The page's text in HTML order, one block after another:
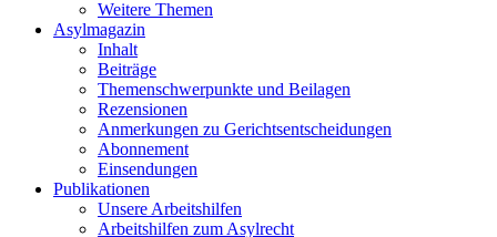
Weitere Themen
Asylmagazin
Inhalt
Beiträge
Themenschwerpunkte und Beilagen
Rezensionen
Anmerkungen zu Gerichtsentscheidungen
Abonnement
Einsendungen
Publikationen
Unsere Arbeitshilfen
Arbeitshilfen zum Asylrecht